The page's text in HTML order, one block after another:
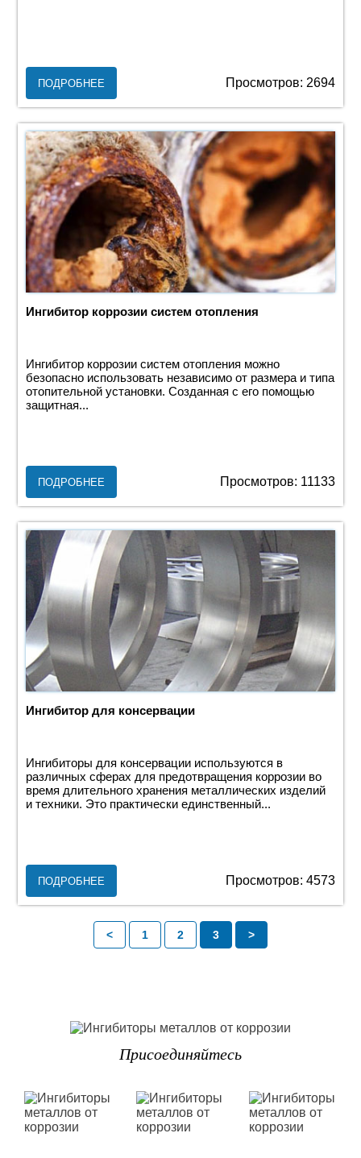
ПОДРОБНЕЕ Просмотров: 2694
Ингибитор коррозии систем отопления
Ингибитор коррозии систем отопления можно
безопасно использовать независимо от размера и типа
отопительной установки. Созданная с его помощью
защитная...
ПОДРОБНЕЕ Просмотров: 11133
Ингибитор для консервации
Ингибиторы для консервации используются в
различных сферах для предотвращения коррозии во
время длительного хранения металлических изделий
и техники. Это практически единственный...
ПОДРОБНЕЕ Просмотров: 4573
< 1 2 3 >
Присоединяйтесь